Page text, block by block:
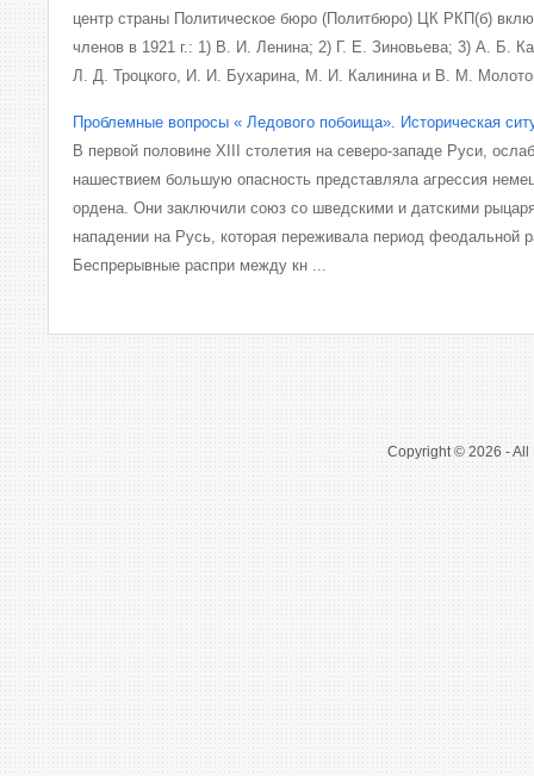
центр страны Политическое бюро (Политбюро) ЦК РКП(б)
членов в 1921 г.: 1) В. И. Ленина; 2) Г. Е. Зиновьева; 3) А. Б.
Л. Д. Троцкого, И. И. Бухарина, М. И. Калинина и В. М.
Проблемные вопросы « Ледового побоища». Историческая
В первой половине ХIII столетия на северо-западе Руси,
нашествием большую опасность представляла агрессия
ордена. Они заключили союз со шведскими и датскими
нападении на Русь, которая переживала период феодальной
Беспрерывные распри между кн ...
Copyright © 2026 - All